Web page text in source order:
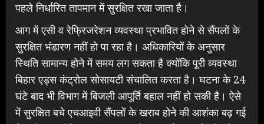
पहले निर्धारित तापमान में सुरक्षित रखा जाता है।
आग में एसी व रेफ्रिजरेशन व्यवस्था प्रभावित होने से सैंपलों के
सुरक्षित भंडारण नहीं हो पा रहा है। अधिकारियों के अनुसार
स्थिति सामान्य होने में समय लग सकता है क्योंकि पूरी व्यवस्था
बिहार एड्स कंट्रोल सोसायटी संचालित करता है। घटना के 24
घंटे बाद भी विभाग में बिजली आपूर्ति बहाल नहीं हो सकी है। ऐसे
में सुरक्षित बचे एचआइवी सैंपलों के खराब होने की आशंका बढ़ गई